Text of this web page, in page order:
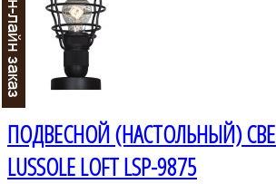
ПОДВЕСНОЙ (НАСТОЛЬНЫЙ)
LUSSOLE LOFT LSP-9875